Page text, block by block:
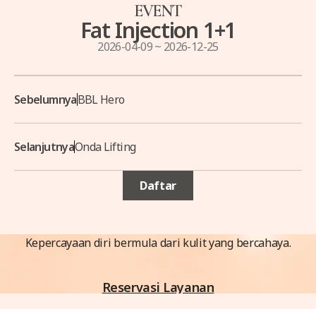
EVENT
Fat Injection 1+1
2026-04-09~ 2026-12-25
SebelumnyaBBL Hero
SelanjutnyaOnda Lifting
Daftar
Kepercayaan diri bermula dari kulit yang bercahaya.
Reservasi Layanan